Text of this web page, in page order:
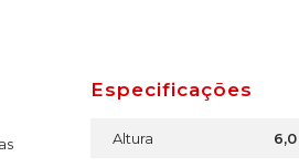
Especificações
Altura